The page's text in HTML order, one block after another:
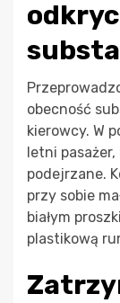
obecność
kierowcy. W
letni
podejrzane.
przy sobie
białym
plastikową